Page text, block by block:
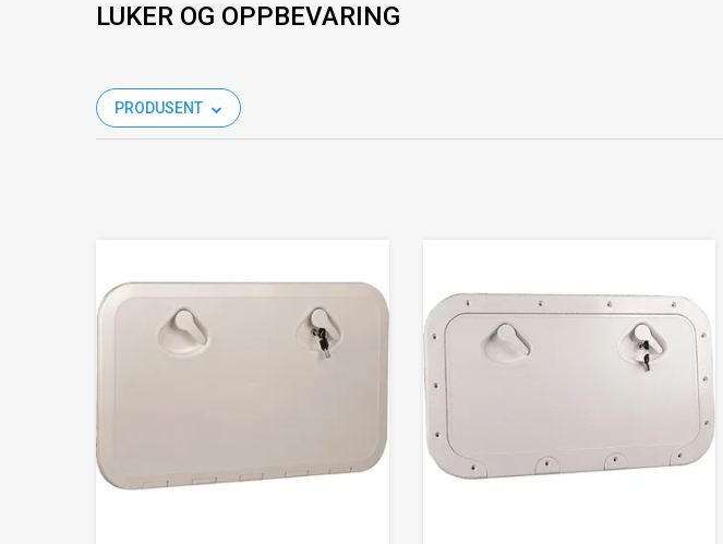
LUKER OG OPPBEVARING
PRODUSENT